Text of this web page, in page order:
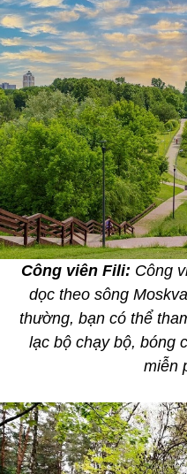
Công viên Fili: Công
dọc theo sông
thường, bạn có thể
lạc bộ chạy bộ, bóng
miễn